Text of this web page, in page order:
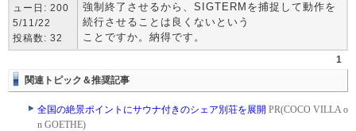
ュー日: 200
5/11/22
投稿数: 32
強制終了させるから、SIGTERMを捕捉して動作を
続行させることは良くないという
ことですか。納得です。
1
関連トピック＆推奨記事
全国の絶景ポイントにサウナ付きのシェア別荘を展開 PR(COCO VILLA o
n GOETHE)